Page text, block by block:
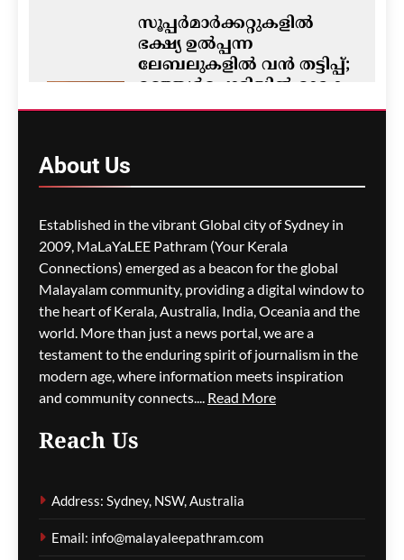
സൂപ്പർമാർക്കറ്റുകളിൽ
ഭക്ഷ്യ ഉൽപ്പന്ന
ലേബലുകളിൽ വൻ തട്ടിപ്പ്;
മഞ്ഞൾപ്പൊടിയിൽ മാരക
വിഷാംശമെന്ന്
M5 മോട്ടോർവേയിൽ
മാലിന്യ ട്രക്കിന് തീപിടിച്ചു;
കിലോമീറ്ററുകളോളം
ഗതാഗതക്കുരുക്ക്, മലയാളി
യാത്രികരെയും ബാധിച്ചു
ഗീത ദാസ്‌ 3 hours ago
നടപടിക്രമങ്ങൾ
About Us
Established in the vibrant Global city of Sydney in
2009, MaLaYaLEE Pathram (Your Kerala
Connections) emerged as a beacon for the global
Malayalam community, providing a digital window to
the heart of Kerala, Australia, India, Oceania and the
world. More than just a news portal, we are a
testament to the enduring spirit of journalism in the
modern age, where information meets inspiration
and community connects.... Read More
Reach Us
Address: Sydney, NSW, Australia
Email: info@malayaleepathram.com